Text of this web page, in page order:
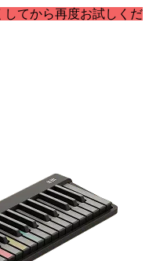
てから再度お試しくだ